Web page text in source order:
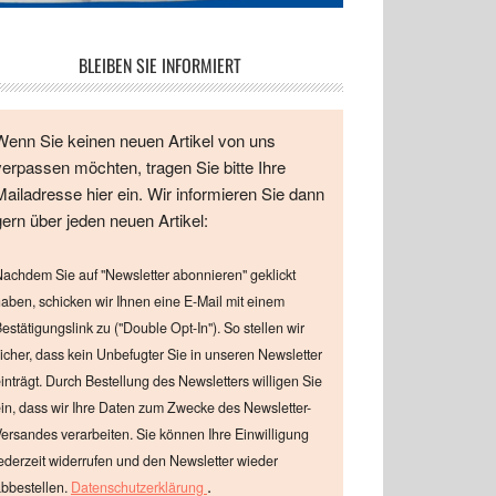
BLEIBEN SIE INFORMIERT
Sie keinen neuen Artikel von uns
möchten, tragen Sie bitte Ihre
hier ein. Wir informieren Sie dann
über jeden neuen Artikel:
Sie auf "Newsletter abonnieren" geklickt
schicken wir Ihnen eine E-Mail mit einem
zu ("Double Opt-In"). So stellen wir
dass kein Unbefugter Sie in unseren Newsletter
Durch Bestellung des Newsletters willigen Sie
dass wir Ihre Daten zum Zwecke des Newsletter-
verarbeiten. Sie können Ihre Einwilligung
widerrufen und den Newsletter wieder
Datenschutzerklärung .